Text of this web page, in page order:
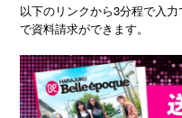
以下のリンクから3分程で入
で資料請求ができます。